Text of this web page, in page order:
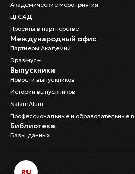
Академические мероприятия
ЦГСАД
Проекты в партнерстве
Международный офис
Партнеры Академии
Эразмус+
Выпускники
Новости выпускников
Истории выпускников
SalamAlum
Профессиональные и образовательные
Библиотека
Базы данных
RU